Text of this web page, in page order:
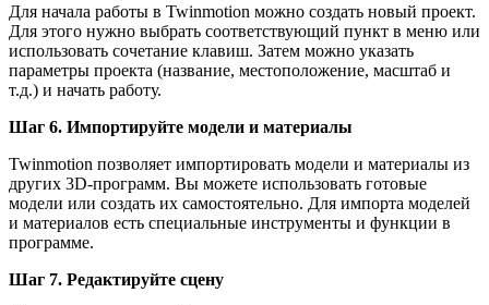
Для начала работы в Twinmotion можно создать новый проект.
Для этого нужно выбрать соответствующий пункт в меню или
использовать сочетание клавиш. Затем можно указать
параметры проекта (название, местоположение, масштаб и
т.д.) и начать работу.
Шаг 6. Импортируйте модели и материалы
Twinmotion позволяет импортировать модели и материалы из
других 3D-программ. Вы можете использовать готовые
модели или создать их самостоятельно. Для импорта моделей
и материалов есть специальные инструменты и функции в
программе.
Шаг 7. Редактируйте сцену